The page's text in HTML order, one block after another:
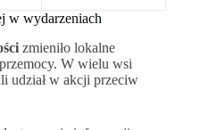
w wydarzeniach
zmieniło lokalne
W wielu wsi
udział w akcji przeciw